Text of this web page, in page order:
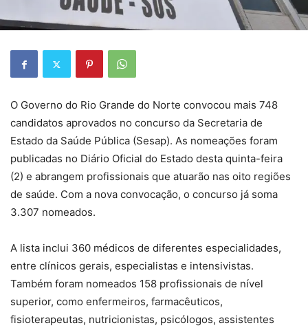
O Governo do Rio Grande do Norte convocou mais 748
candidatos aprovados no concurso da Secretaria de
Estado da Saúde Pública (Sesap). As nomeações foram
publicadas no Diário Oficial do Estado desta quinta-feira
(2) e abrangem profissionais que atuarão nas oito regiões
de saúde. Com a nova convocação, o concurso já soma
3.307 nomeados.
A lista inclui 360 médicos de diferentes especialidades,
entre clínicos gerais, especialistas e intensivistas.
Também foram nomeados 158 profissionais de nível
superior, como enfermeiros, farmacêuticos,
fisioterapeutas, nutricionistas, psicólogos, assistentes